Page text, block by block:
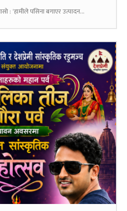
: ‘हामीले पसिना बगाएर उत्पादन...